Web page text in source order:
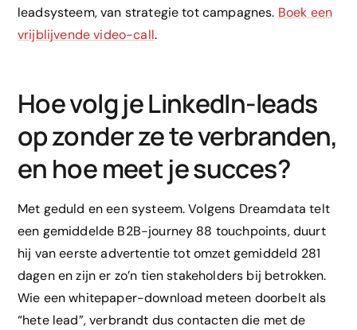
leadsysteem, van strategie tot campagnes. Boek een
vrijblijvende video-call.
Hoe volg je LinkedIn-leads
op zonder ze te verbranden,
en hoe meet je succes?
Met geduld en een systeem. Volgens Dreamdata telt
een gemiddelde B2B-journey 88 touchpoints, duurt
hij van eerste advertentie tot omzet gemiddeld 281
dagen en zijn er zo’n tien stakeholders bij betrokken.
Wie een whitepaper-download meteen doorbelt als
“hete lead”, verbrandt dus contacten die met de